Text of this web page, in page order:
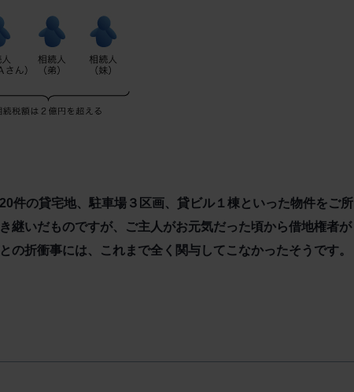
件の貸宅地、駐車場３区画、貸ビル１棟といった物件をご所
継いだものですが、ご主人がお元気だった頃から借地権者が
折衝事には、これまで全く関与してこなかったそうです。